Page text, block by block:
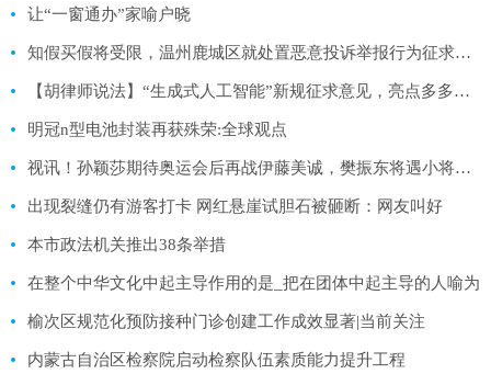
让“一窗通办”家喻户晓
知假买假将受限，温州鹿城区就处置恶意投诉举报行为征求意见
【胡律师说法】“生成式人工智能”新规征求意见，亮点多多抢先看
明冠n型电池封装再获殊荣:全球观点
视讯！孙颖莎期待奥运会后再战伊藤美诚，樊振东将遇小将林诗栋挑战
出现裂缝仍有游客打卡 网红悬崖试胆石被砸断：网友叫好
本市政法机关推出38条举措
在整个中华文化中起主导作用的是_把在团体中起主导的人喻为
榆次区规范化预防接种门诊创建工作成效显著|当前关注
内蒙古自治区检察院启动检察队伍素质能力提升工程